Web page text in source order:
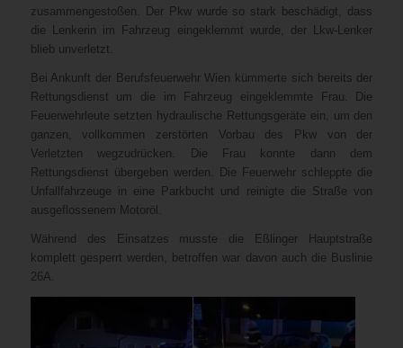
zusammengestoßen. Der Pkw wurde so stark beschädigt, dass
die Lenkerin im Fahrzeug eingeklemmt wurde, der Lkw-Lenker
blieb unverletzt.
Bei Ankunft der Berufsfeuerwehr Wien kümmerte sich bereits der
Rettungsdienst um die im Fahrzeug eingeklemmte Frau. Die
Feuerwehrleute setzten hydraulische Rettungsgeräte ein, um den
ganzen, vollkommen zerstörten Vorbau des Pkw von der
Verletzten wegzudrücken. Die Frau konnte dann dem
Rettungsdienst übergeben werden. Die Feuerwehr schleppte die
Unfallfahrzeuge in eine Parkbucht und reinigte die Straße von
ausgeflossenem Motoröl.
Während des Einsatzes musste die Eßlinger Hauptstraße
komplett gesperrt werden, betroffen war davon auch die Buslinie
26A.